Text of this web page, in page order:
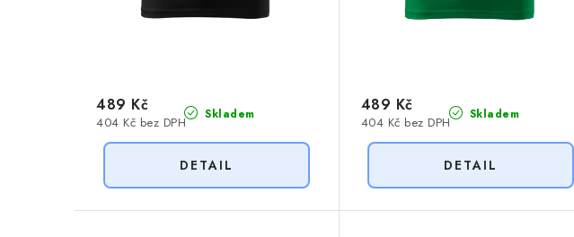
Skladem
404 Kč bez DPH
489 Kč Skladem
404 Kč bez DPH
489 Kč